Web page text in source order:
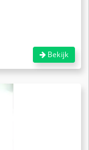
Bekijk